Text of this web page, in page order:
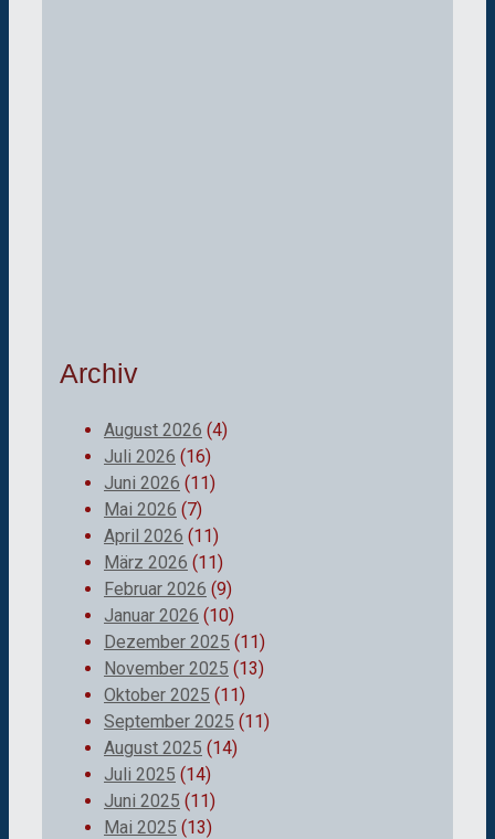
Archiv
August 2026 (4)
Juli 2026 (16)
Juni 2026 (11)
Mai 2026 (7)
April 2026 (11)
März 2026 (11)
Februar 2026 (9)
Januar 2026 (10)
Dezember 2025 (11)
November 2025 (13)
Oktober 2025 (11)
September 2025 (11)
August 2025 (14)
Juli 2025 (14)
Juni 2025 (11)
Mai 2025 (13)